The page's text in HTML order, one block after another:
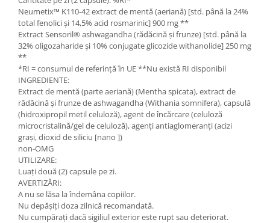
Neumetix™ K110-42 extract de mentă (aeriană) [std. până la 24%
total fenolici și 14,5% acid rosmarinic] 900 mg **
Extract Sensoril® ashwagandha (rădăcină și frunze) [std. până la
32% oligozaharide și 10% conjugate glicozide withanolide] 250 mg
**
*RI = consumul de referință în UE **Nu există RI disponibil
INGREDIENTE:
Extract de mentă (parte aeriană) (Mentha spicata), extract de
rădăcină și frunze de ashwagandha (Withania somnifera), capsulă
(hidroxipropil metil celuloză), agent de încărcare (celuloză
microcristalină/gel de celuloză), agenți antiaglomeranți (acizi
grași, dioxid de siliciu [nano ])
non-OMG
UTILIZARE:
Luați două (2) capsule pe zi.
AVERTIZĂRI:
A nu se lăsa la îndemâna copiilor.
Nu depășiți doza zilnică recomandată.
Nu cumpărați dacă sigiliul exterior este rupt sau deteriorat.